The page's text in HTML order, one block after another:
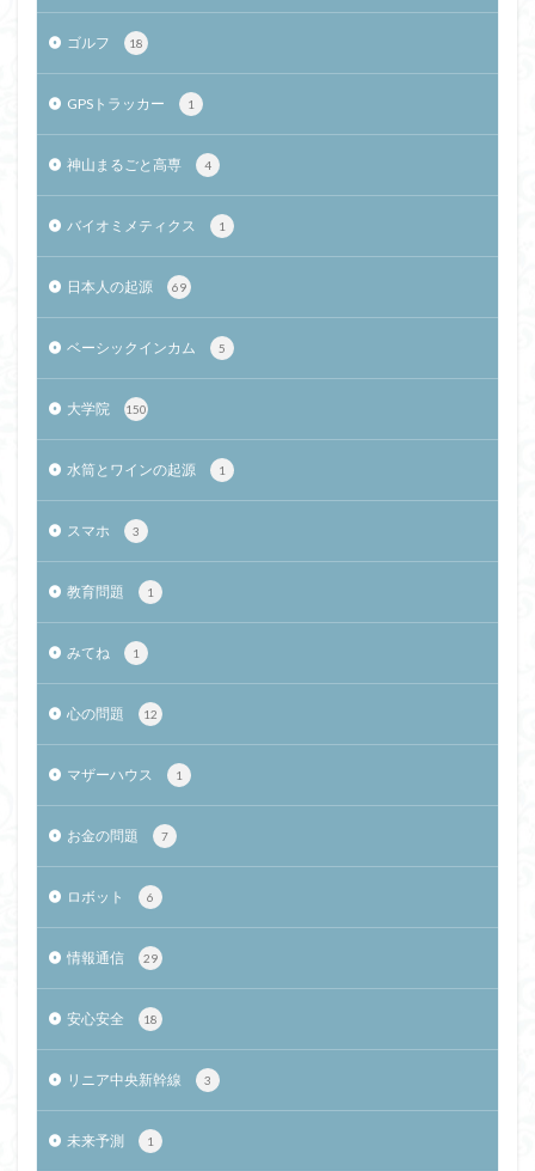
ゴルフ 18
GPSトラッカー 1
神山まるごと高専 4
バイオミメティクス 1
日本人の起源 69
ベーシックインカム 5
大学院 150
水筒とワインの起源 1
スマホ 3
教育問題 1
みてね 1
心の問題 12
マザーハウス 1
お金の問題 7
ロボット 6
情報通信 29
安心安全 18
リニア中央新幹線 3
未来予測 1